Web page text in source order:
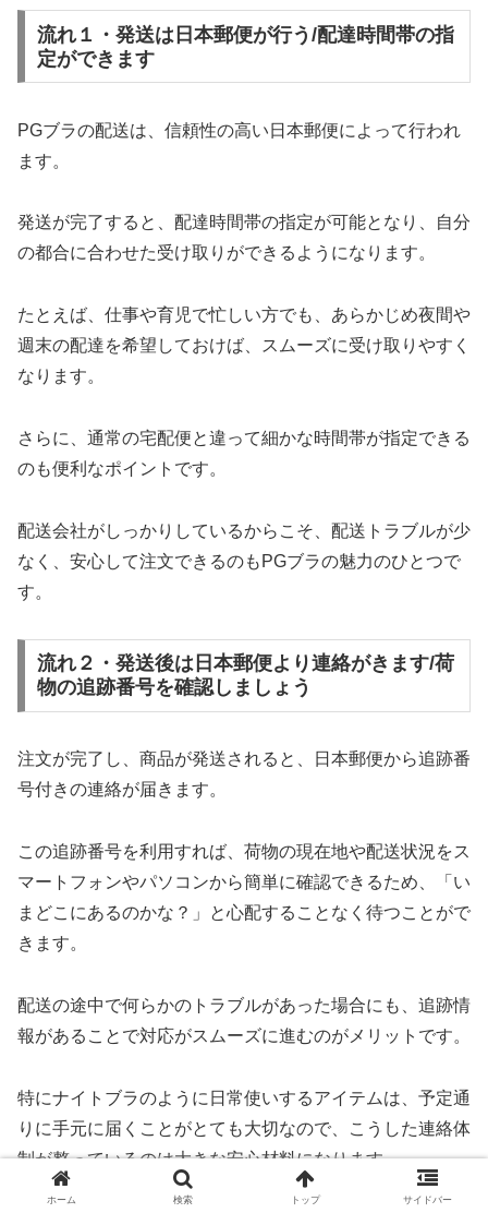
流れ１・発送は日本郵便が行う/配達時間帯の指
定ができます
PGブラの配送は、信頼性の高い日本郵便によって行われ
ます。
発送が完了すると、配達時間帯の指定が可能となり、自分
の都合に合わせた受け取りができるようになります。
たとえば、仕事や育児で忙しい方でも、あらかじめ夜間や
週末の配達を希望しておけば、スムーズに受け取りやすく
なります。
さらに、通常の宅配便と違って細かな時間帯が指定できる
のも便利なポイントです。
配送会社がしっかりしているからこそ、配送トラブルが少
なく、安心して注文できるのもPGブラの魅力のひとつで
す。
流れ２・発送後は日本郵便より連絡がきます/荷
物の追跡番号を確認しましょう
注文が完了し、商品が発送されると、日本郵便から追跡番
号付きの連絡が届きます。
この追跡番号を利用すれば、荷物の現在地や配送状況をス
マートフォンやパソコンから簡単に確認できるため、「い
まどこにあるのかな？」と心配することなく待つことがで
きます。
配送の途中で何らかのトラブルがあった場合にも、追跡情
報があることで対応がスムーズに進むのがメリットです。
特にナイトブラのように日常使いするアイテムは、予定通
りに手元に届くことがとても大切なので、こうした連絡体
制が整っているのは大きな安心材料になります。
ホーム 検索 トップ サイドバー